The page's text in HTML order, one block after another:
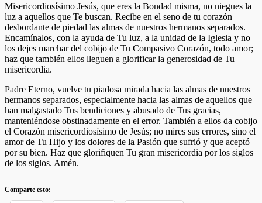
Misericordiosísimo Jesús, que eres la Bondad misma, no niegues la
luz a aquellos que Te buscan. Recibe en el seno de tu corazón
desbordante de piedad las almas de nuestros hermanos separados.
Encamínalos, con la ayuda de Tu luz, a la unidad de la Iglesia y no
los dejes marchar del cobijo de Tu Compasivo Corazón, todo amor;
haz que también ellos lleguen a glorificar la generosidad de Tu
misericordia.
Padre Eterno, vuelve tu piadosa mirada hacia las almas de nuestros
hermanos separados, especialmente hacia las almas de aquellos que
han malgastado Tus bendiciones y abusado de Tus gracias,
manteniéndose obstinadamente en el error. También a ellos da cobijo
el Corazón misericordiosísimo de Jesús; no mires sus errores, sino el
amor de Tu Hijo y los dolores de la Pasión que sufrió y que aceptó
por su bien. Haz que glorifiquen Tu gran misericordia por los siglos
de los siglos. Amén.
Comparte esto: